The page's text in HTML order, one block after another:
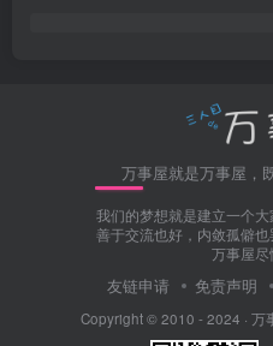
万事屋就是万事屋，
我们的梦想就是建立一个
善于交流也好，内敛孤僻
万事屋尽
友链申请 免责声明
Copyright © 2010 - 2024 · 万